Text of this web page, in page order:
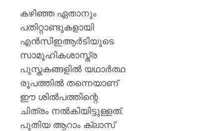
കഴിഞ്ഞ ഏതാനും
പതിറ്റാണ്ടുകളായി
എൻസിഇആർടിയുടെ
സാമൂഹികശാസ്ത്ര
പുസ്തകങ്ങളിൽ യഥാർത്ഥ
രൂപത്തിൽ തന്നെയാണ്
ഈ ശിൽപത്തിന്റെ
ചിത്രം നൽകിയിട്ടുള്ളത്.
പുതിയ ആറാം ക്ലാസ്